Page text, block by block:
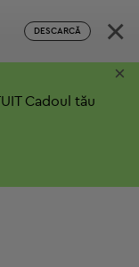
DESCARCĂ ×
Cadoul tău
×